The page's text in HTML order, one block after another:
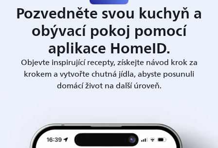
Pozvedněte svou kuchyň a
obývací pokoj pomocí
aplikace HomeID.
Objevte inspirující recepty, získejte návod krok za
krokem a vytvořte chutná jídla, abyste posunuli
domácí život na další úroveň.